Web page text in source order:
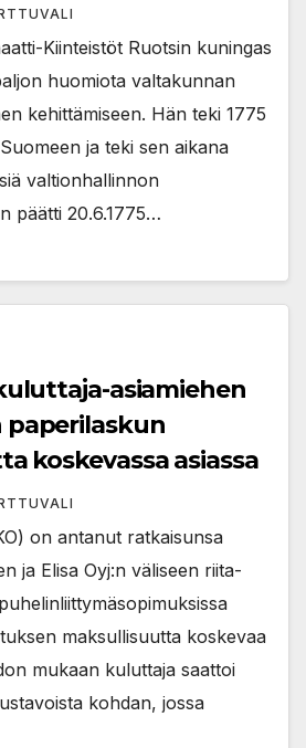
Kiinteistöt Ruotsin kuningas
huomiota valtakunnan
kehittämiseen. Hän teki 1775
ja teki sen aikana
valtionhallinnon
päätti 20.6.1775…
asiamiehen
koskevassa asiassa
on antanut ratkaisunsa
ja Elisa Oyj:n väliseen riita-
maksullisuutta koskevaa
mukaan kuluttaja saattoi
kohdan, jossa